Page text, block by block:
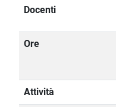
Docenti
Ore
Attività